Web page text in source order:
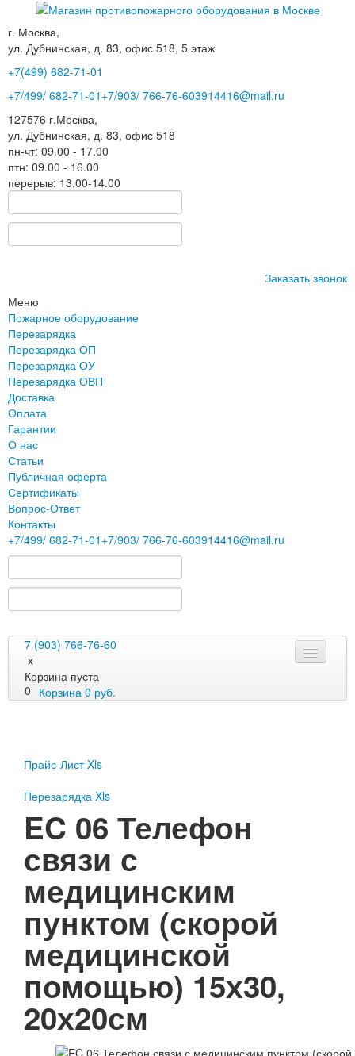
г. Москва,
ул. Дубнинская, д. 83, офис 518, 5 этаж
+7(499) 682-71-01
+7/499/ 682-71-01 +7/903/ 766-76-603914416@mail.ru
127576 г.Москва,
ул. Дубнинская, д. 83, офис 518
пн-чт: 09.00 - 17.00
птн: 09.00 - 16.00
перерыв: 13.00-14.00
Заказать звонок
Меню
Пожарное оборудование
Перезарядка
Перезарядка ОП
Перезарядка ОУ
Перезарядка ОВП
Доставка
Оплата
Гарантии
О нас
Статьи
Публичная оферта
Сертификаты
Вопрос-Ответ
Контакты
+7/499/ 682-71-01 +7/903/ 766-76-603914416@mail.ru
7 (903) 766-76-60
x
Корзина пуста
0 Корзина 0 руб.
Перезарядка ОП
Перезарядка ОВП
Доставка
Оплата
Гарантии
О нас
Статьи
Публичная оферта
Сертификаты
Вопрос-Ответ
Контакты
Пожарное оборудование
Прайс-Лист Xls
Перезарядка Xls
EC 06 Телефон
связи с
медицинским
пунктом (скорой
медицинской
помощью) 15х30,
20х20см